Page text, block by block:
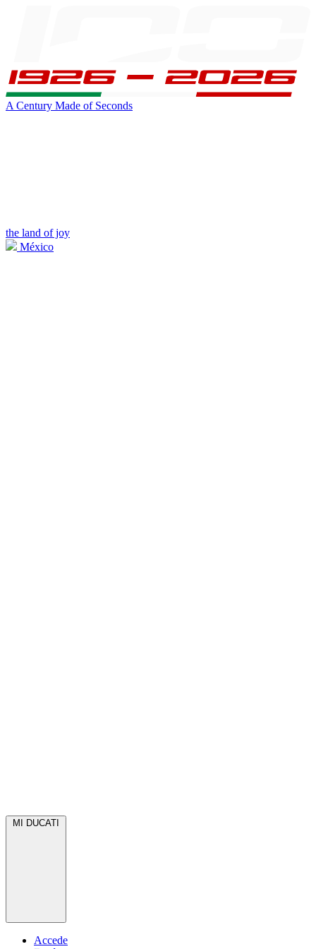
A Century Made of Seconds
the land of joy
México
MI DUCATI
Accede